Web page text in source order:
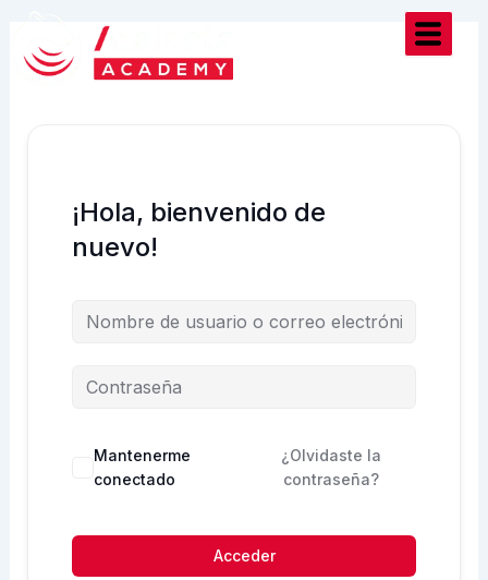
contenido
¡Hola, bienvenido de
nuevo!
Mantenerme
conectado
¿Olvidaste la
contraseña?
Acceder